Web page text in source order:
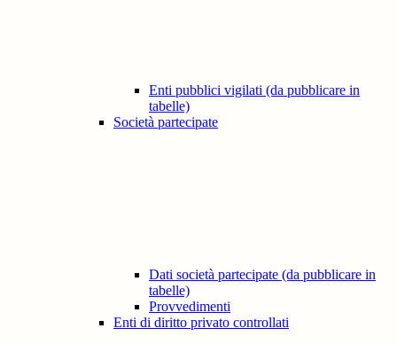
Enti pubblici vigilati (da pubblicare in
tabelle)
Società partecipate
Dati società partecipate (da pubblicare in
tabelle)
Provvedimenti
Enti di diritto privato controllati